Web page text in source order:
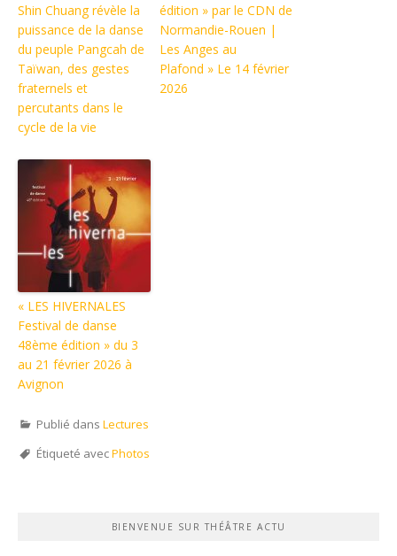
Shin Chuang révèle la
puissance de la danse
du peuple Pangcah de
Taïwan, des gestes
fraternels et
percutants dans le
cycle de la vie
édition » par le CDN de
Normandie-Rouen |
Les Anges au
Plafond » Le 14 février
2026
« LES HIVERNALES
Festival de danse
48ème édition » du 3
au 21 février 2026 à
Avignon
Publié dans Lectures
Étiqueté avecPhotos
BIENVENUE SUR THÉÂTRE ACTU